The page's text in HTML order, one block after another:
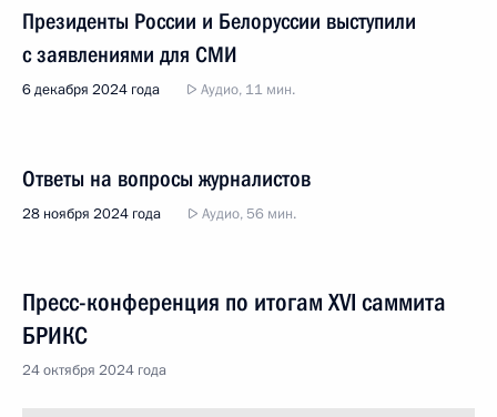
Президенты России и Белоруссии выступили
с заявлениями для СМИ
6 декабря 2024 года Аудио, 11 мин.
Ответы на вопросы журналистов
28 ноября 2024 года Аудио, 56 мин.
Пресс-конференция по итогам XVI саммита
БРИКС
24 октября 2024 года